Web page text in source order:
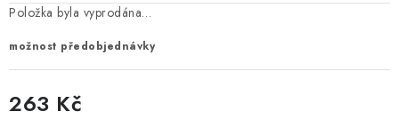
Položka byla vyprodána…
možnost předobjednávky
263 Kč